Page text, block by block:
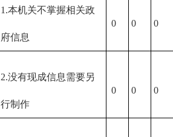
1.本机关不掌握相关政
府信息
0 0 0
2.没有现成信息需要另
行制作
0 0 0